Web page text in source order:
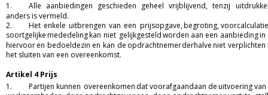
1.
Alle aanbiedingen geschieden geheel vrijblijvend, tenzij
anders is vermeld.
2.
Het enkele uitbrengen van een prijsopgave,begroting,voorcalculatie
soortgelijkemededelingkan niet gelijkgesteldworden aan een aanbiedingin
hiervooren bedoeldezin en kan de opdrachtnemerderhalve niet verplichten
het sluiten van een overeenkomst.
Artikel 4 Prijs
1.
Partijen kunnen overeenkomen datvoorafgaandaan deuitvoeringvan